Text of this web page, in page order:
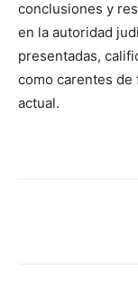
conclusiones y
en la autoridad
presentadas,
como carentes
actual.